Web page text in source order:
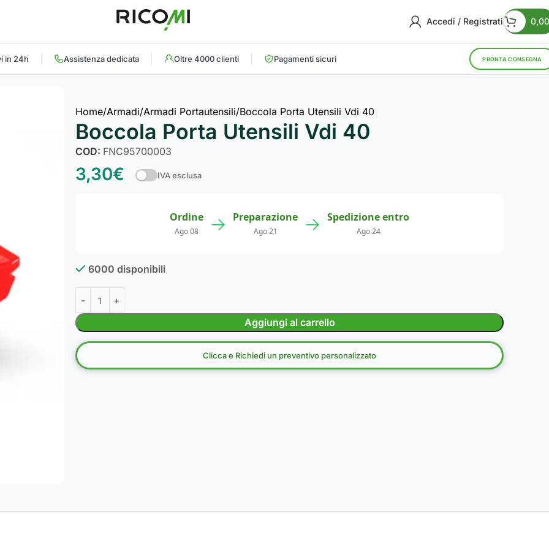
Accedi / Registrati 0,00
in 24h Assistenza dedicata Oltre 4000 clienti Pagamenti sicuri PRONTA CONSEGNA
Home Armadi Armadi Portautensili Boccola Porta Utensili Vdi 40
Boccola Porta Utensili Vdi 40
COD: FNC95700003
3,30€ IVA esclusa
Ordine
Ago 08 → Preparazione
Ago 21 → Spedizione entro
Ago 24
6000 disponibili
Aggiungi al carrello
Clicca e Richiedi un preventivo personalizzato